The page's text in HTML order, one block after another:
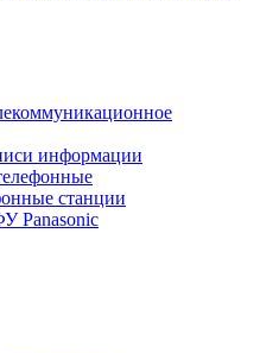
информации
станции
Panasonic